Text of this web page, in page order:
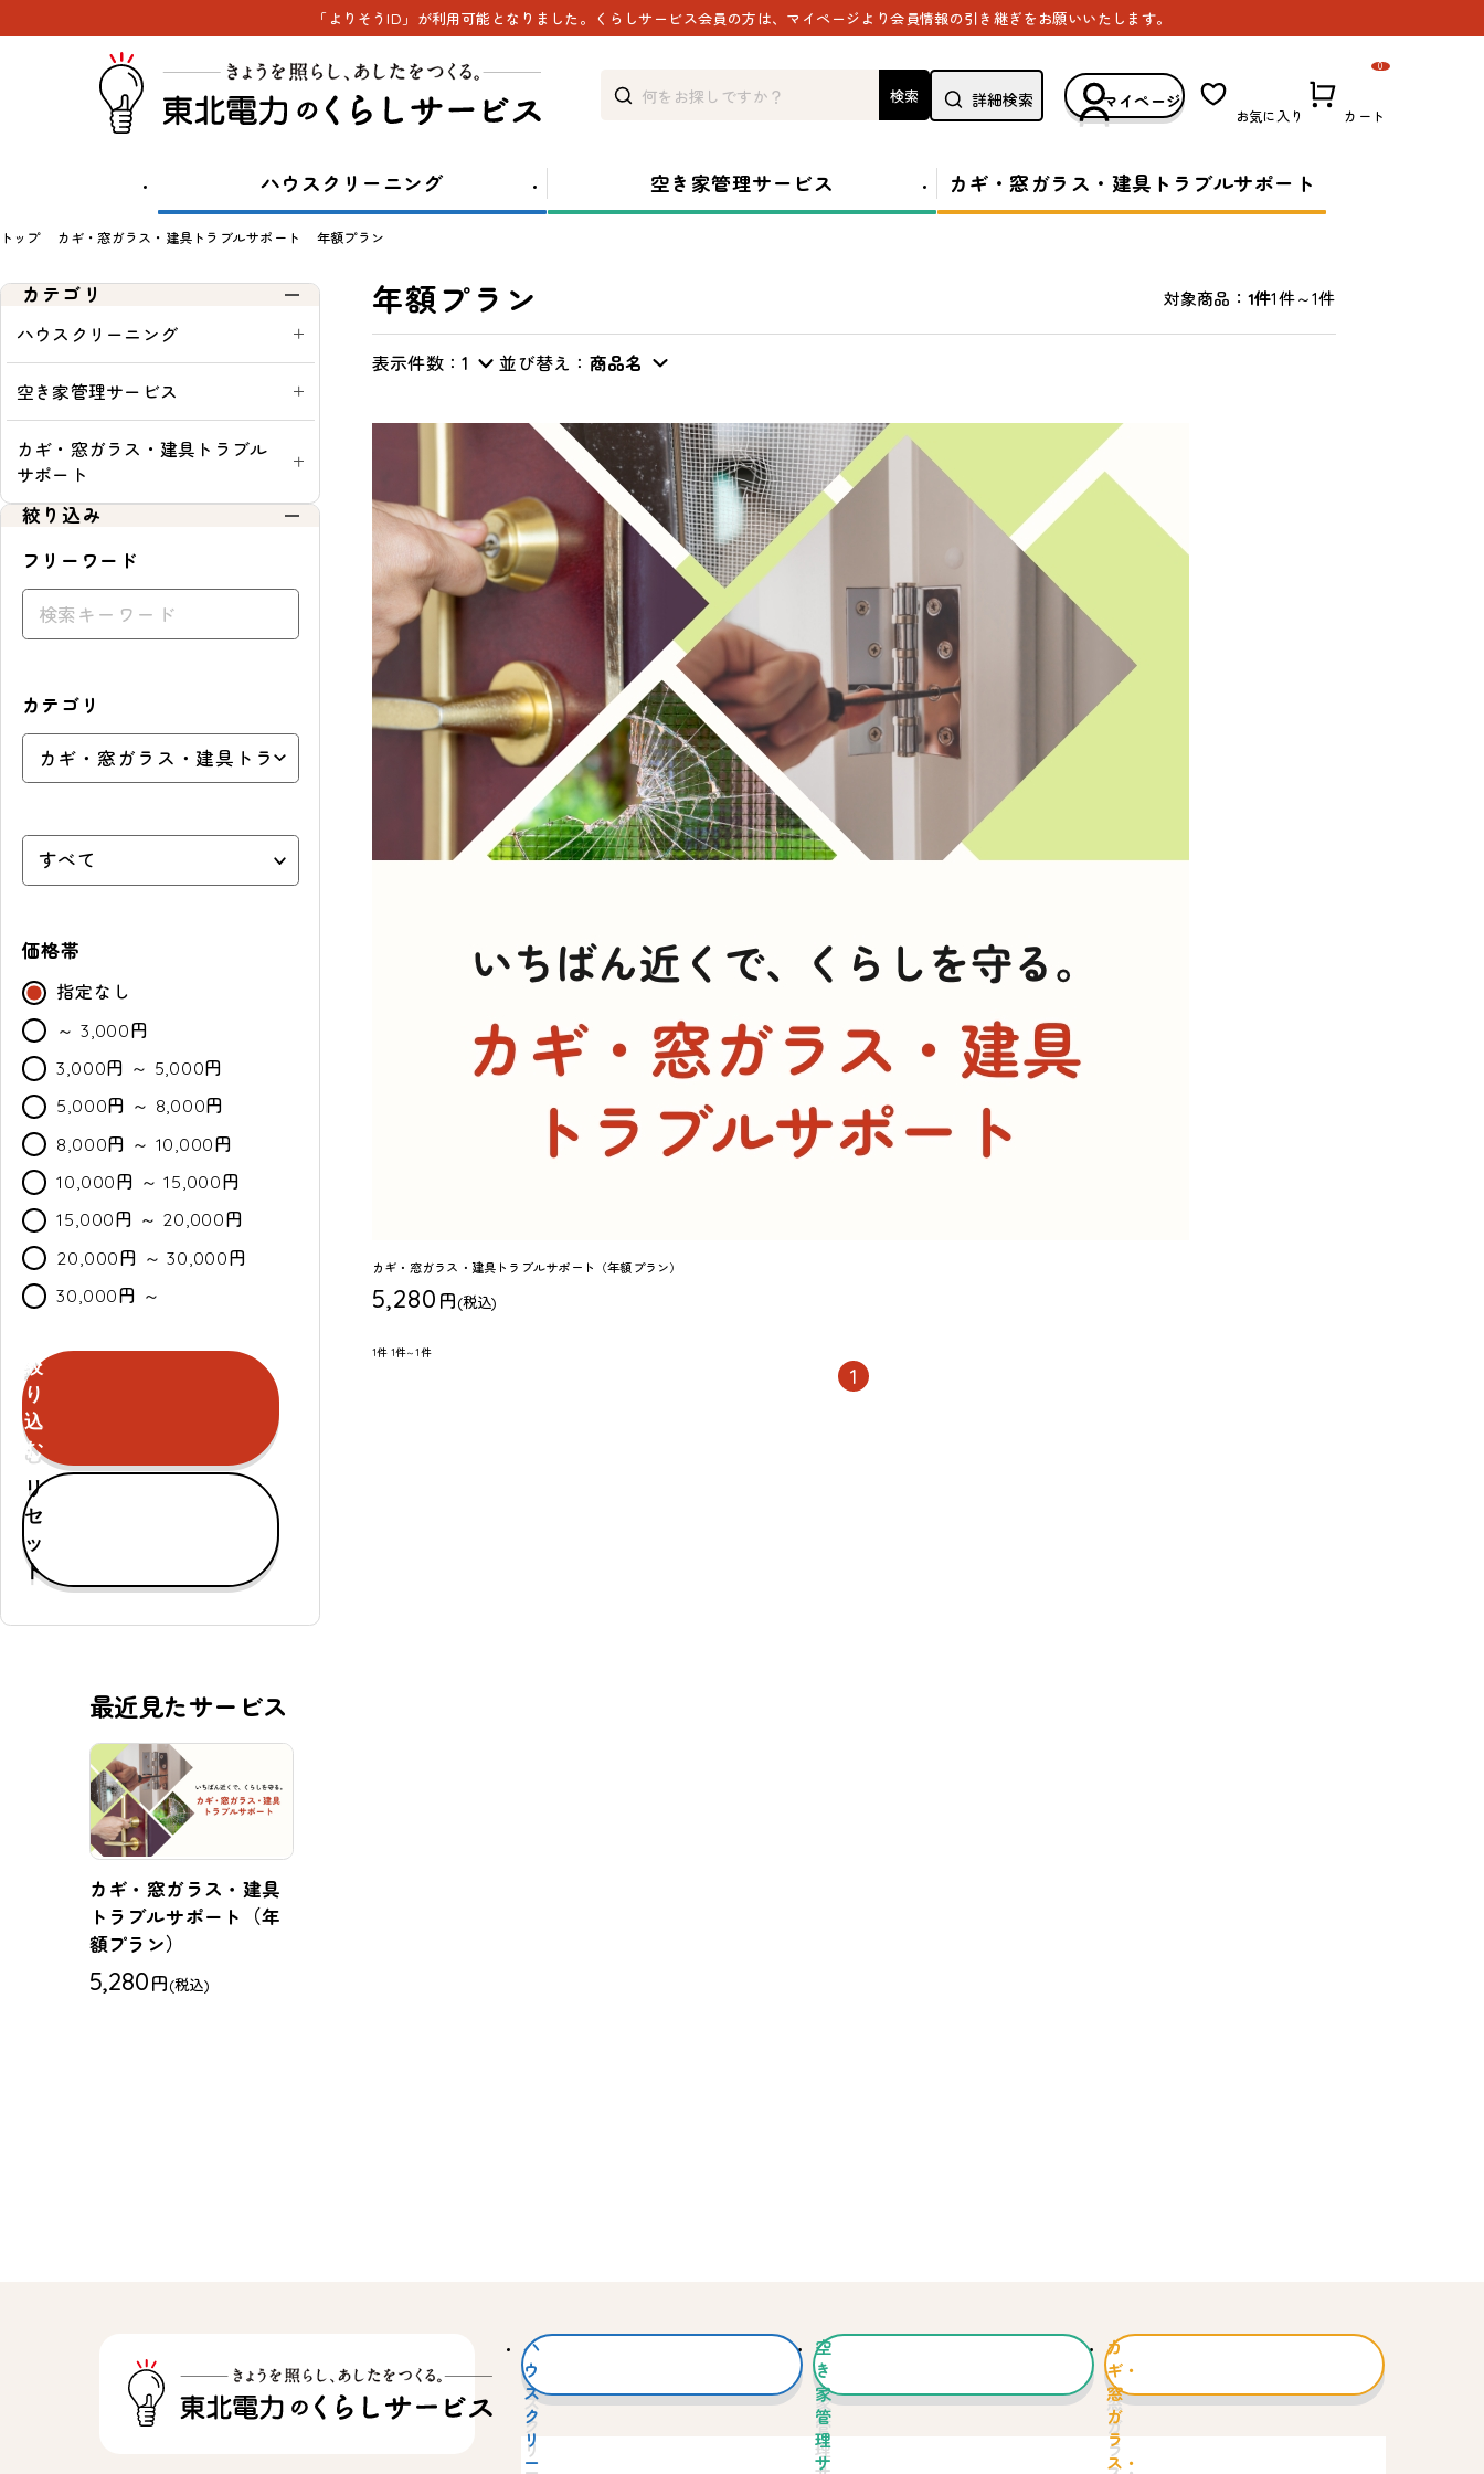
「よりそうID」が利用可能となりました。くらしサービス会員の方は、マイページより会員情報の引き継ぎをお願いいたします。
検索 詳細検索 マイページ
お気に入り カート
0
ハウスクリーニング 空き家管理サービス カギ・窓ガラス・建具トラブルサポート
トップ カギ・窓ガラス・建具トラブルサポート 年額プラン
カテゴリ
ハウスクリーニング
空き家管理サービス
カギ・窓ガラス・建具トラブル
サポート
絞り込み
フリーワード
カテゴリ
価格帯
指定なし
～ 3,000円
3,000円 ～ 5,000円
5,000円 ～ 8,000円
8,000円 ～ 10,000円
10,000円 ～ 15,000円
15,000円 ～ 20,000円
20,000円 ～ 30,000円
30,000円 ～
カ
ラ
ー
通
常・
定
期
表
セ
ー
ル
セールのみ対象
絞
り
込
む
リ
セ
ッ
ト
年額プラン 対象商品： 1件1件～1件
表示件数：1 並び替え： 商品名
表ウ
ョ
ッ
ピ
ン
グ
通
す
カギ・窓ガラス・建具トラブルサポート（年額プラン）
5,280 円(税込)
1件 1件～1件
1
最近見たサービス
カギ・窓ガラス・建具
トラブルサポート（年
額プラン）
5,280円(税込)
ハ
ウ
ス
ク
リ
ー
空
き
家
管
理
サ
カ
ギ・
窓
ガ
ラ
ス・